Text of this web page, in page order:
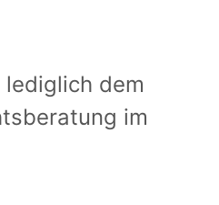
dem
im